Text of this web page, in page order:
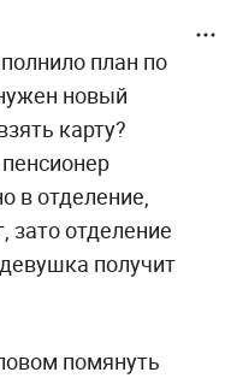
план по
новый
карту?
в отделение,
зато отделение
получит
помянуть